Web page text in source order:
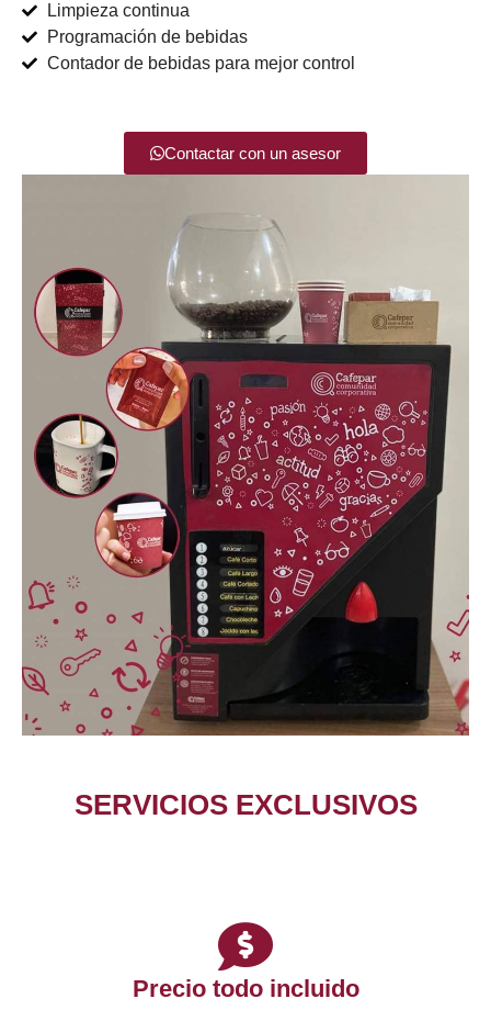
Limpieza continua
Programación de bebidas
Contador de bebidas para mejor control
Contactar con un asesor
SERVICIOS EXCLUSIVOS
Precio todo incluido